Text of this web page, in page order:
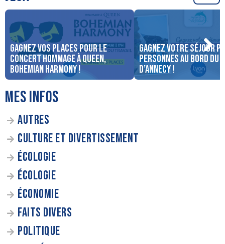
Gagnez vos places pour le
concert Hommage à Queen,
Bohemian Harmony !
Gagnez votre séjour
personnes au bord du
d’Annecy !
MES INFOS
AUTRES
CULTURE ET DIVERTISSEMENT
ÉCOLOGIE
ÉCOLOGIE
ÉCONOMIE
FAITS DIVERS
POLITIQUE